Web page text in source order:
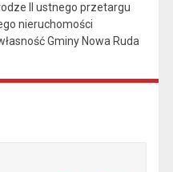
II ustnego przetargu
nieruchomości
Gminy Nowa Ruda